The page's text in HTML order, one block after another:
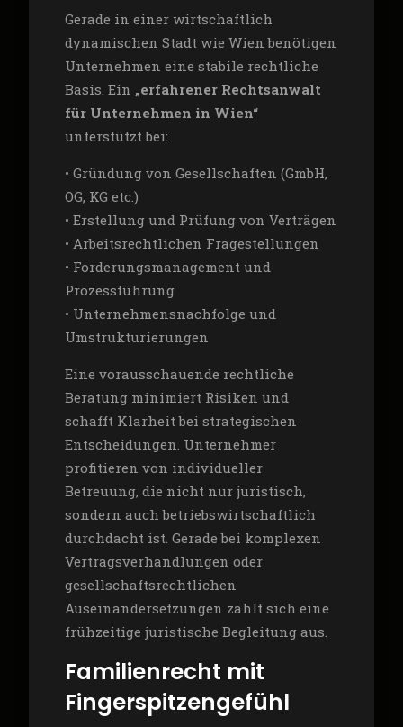
Gerade in einer wirtschaftlich
dynamischen Stadt wie Wien benötigen
Unternehmen eine stabile rechtliche
Basis. Ein „erfahrener Rechtsanwalt
für Unternehmen in Wien“
unterstützt bei:
• Gründung von Gesellschaften (GmbH,
OG, KG etc.)
• Erstellung und Prüfung von Verträgen
• Arbeitsrechtlichen Fragestellungen
• Forderungsmanagement und
Prozessführung
• Unternehmensnachfolge und
Umstrukturierungen
Eine vorausschauende rechtliche
Beratung minimiert Risiken und
schafft Klarheit bei strategischen
Entscheidungen. Unternehmer
profitieren von individueller
Betreuung, die nicht nur juristisch,
sondern auch betriebswirtschaftlich
durchdacht ist. Gerade bei komplexen
Vertragsverhandlungen oder
gesellschaftsrechtlichen
Auseinandersetzungen zahlt sich eine
frühzeitige juristische Begleitung aus.
Familienrecht mit
Fingerspitzengefühl